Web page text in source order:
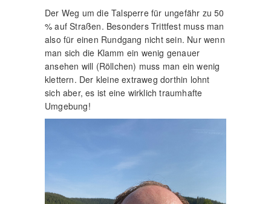
Der Weg um die Talsperre für ungefähr zu 50
% auf Straßen. Besonders Trittfest muss man
also für einen Rundgang nicht sein. Nur wenn
man sich die Klamm ein wenig genauer
ansehen will (Röllchen) muss man ein wenig
klettern. Der kleine extraweg dorthin lohnt
sich aber, es ist eine wirklich traumhafte
Umgebung!